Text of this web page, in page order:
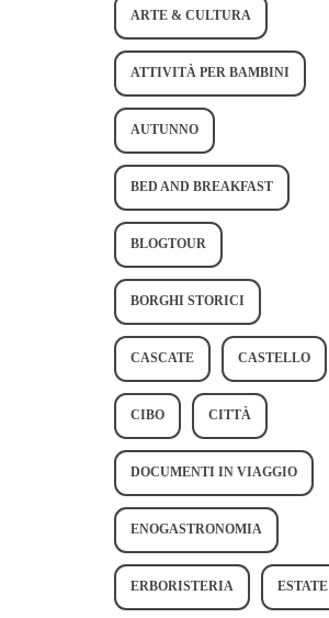
ARTE & CULTURA
ATTIVITÀ PER BAMBINI
AUTUNNO
BED AND BREAKFAST
BLOGTOUR
BORGHI STORICI
CASCATE CASTELLO
CIBO CITTÀ
DOCUMENTI IN VIAGGIO
ENOGASTRONOMIA
ERBORISTERIA ESTATE